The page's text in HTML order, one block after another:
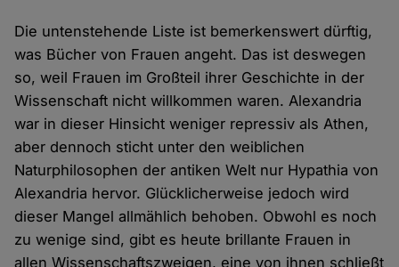
Die untenstehende Liste ist bemerkenswert dürftig,
was Bücher von Frauen angeht. Das ist deswegen
so, weil Frauen im Großteil ihrer Geschichte in der
Wissenschaft nicht willkommen waren. Alexandria
war in dieser Hinsicht weniger repressiv als Athen,
aber dennoch sticht unter den weiblichen
Naturphilosophen der antiken Welt nur Hypathia von
Alexandria hervor. Glücklicherweise jedoch wird
dieser Mangel allmählich behoben. Obwohl es noch
zu wenige sind, gibt es heute brillante Frauen in
allen Wissenschaftszweigen, eine von ihnen schließt